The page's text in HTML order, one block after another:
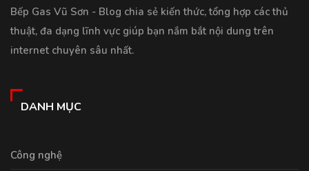
Bếp Gas Vũ Sơn - Blog chia sẻ kiến thức, tổng hợp các thủ
thuật, đa dạng lĩnh vực giúp bạn nắm bắt nội dung trên
internet chuyên sâu nhất.
DANH MỤC
Công nghệ